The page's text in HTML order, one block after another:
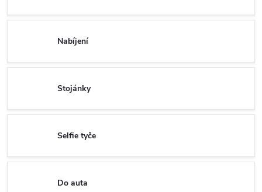
Nabíjení
Stojánky
Selfie tyče
Do auta